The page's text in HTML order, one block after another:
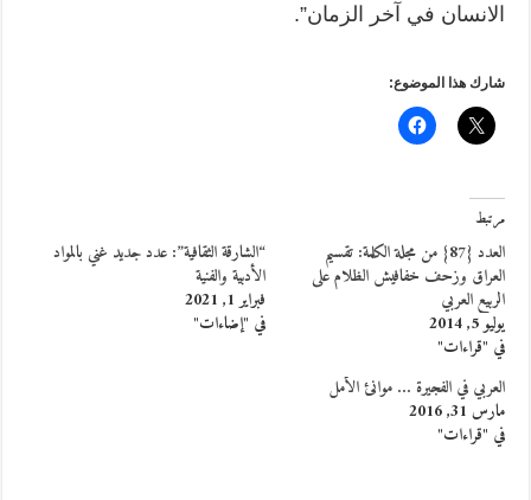
الانسان في آخر الزمان”.
شارك هذا الموضوع:
مرتبط
العدد {87} من مجلة الكلمة: تقسيم
العراق وزحف خفافيش الظلام على
الربيع العربي
يوليو 5, 2014
في "قراءات"
“الشارقة الثقافية”: عدد جديد غني بالمواد
الأدبية والفنية
فبراير 1, 2021
في "إضاءات"
العربي في الفجيرة … موانئ الأمل
مارس 31, 2016
في "قراءات"